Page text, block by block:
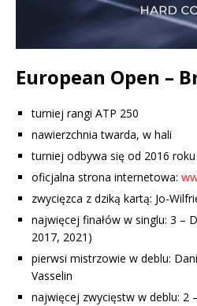
European Open –
turniej rangi ATP 250
nawierzchnia twarda, w hali
turniej odbywa się od 2016 roku
oficjalna strona internetowa:
zwycięzca z dziką kartą: Jo-
najwięcej finałów w singlu: 3 –
2017, 2021)
pierwsi mistrzowie w deblu:
Vasselin
najwięcej zwycięstw w deblu: 2